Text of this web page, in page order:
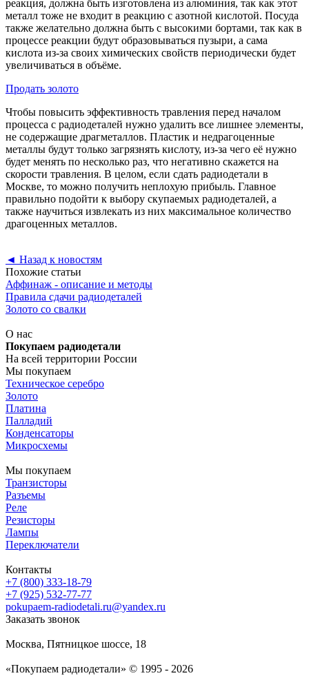
реакция, должна быть изготовлена из алюминия, так как этот
металл тоже не входит в реакцию с азотной кислотой. Посуда
также желательно должна быть с высокими бортами, так как в
процессе реакции будут образовываться пузыри, а сама
кислота из-за своих химических свойств периодически будет
увеличиваться в объёме.
Продать золото
Чтобы повысить эффективность травления перед началом
процесса с радиодеталей нужно удалить все лишнее элементы,
не содержащие драгметаллов. Пластик и недрагоценные
металлы будут только загрязнять кислоту, из-за чего её нужно
будет менять по несколько раз, что негативно скажется на
скорости травления. В целом, если сдать радиодетали в
Москве, то можно получить неплохую прибыль. Главное
правильно подойти к выбору скупаемых радиодеталей, а
также научиться извлекать из них максимальное количество
драгоценных металлов.
◄ Назад к новостям
Похожие статьи
Аффинаж - описание и методы
Правила сдачи радиодеталей
Золото со свалки
О нас
Покупаем радиодетали
На всей территории России
Мы покупаем
Техническое серебро
Золото
Платина
Палладий
Конденсаторы
Микросхемы
Мы покупаем
Транзисторы
Разъемы
Реле
Резисторы
Лампы
Переключатели
Контакты
+7 (800) 333-18-79
+7 (925) 532-77-77
pokupaem-radiodetali.ru@yandex.ru
Заказать звонок
Москва, Пятницкое шоссе, 18
«Покупаем радиодетали» © 1995 - 2026